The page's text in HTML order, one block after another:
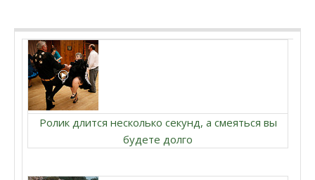
Ролик длится несколько секунд, а смеяться вы
будете долго